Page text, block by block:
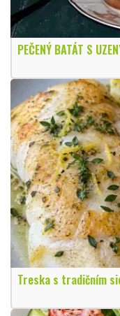
PEČENÝ BATÁT S
Treska s tradičním